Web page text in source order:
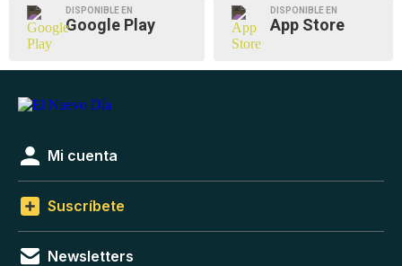
DISPONIBLE EN
Google Play
DISPONIBLE EN
App Store
Mi cuenta
Suscríbete
Newsletters